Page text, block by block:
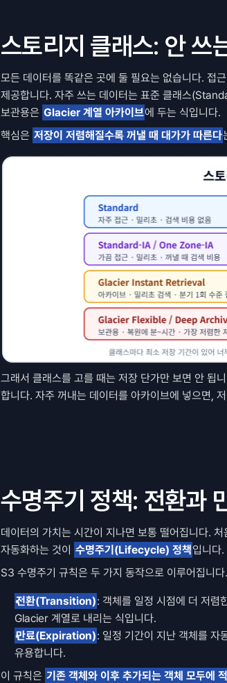
스토리지 클래스: 안 쓰
모든 데이터를 똑같은 곳에 둘 필요는 없습니다. 접
제공합니다. 자주 쓰는 데이터는 표준 클래스
보관용은 Glacier 계열 아카이브에 두는 식입니다.
핵심은 저장이 저렴해질수록 꺼낼 때 대가가 따른다
그래서 클래스를 고를 때는 저장 단가만 보면 안 됩
합니다. 자주 꺼내는 데이터를 아카이브에 넣으면,
수명주기 정책: 전환과
데이터의 가치는 시간이 지나면 보통 떨어집니다.
자동화하는 것이 수명주기(Lifecycle) 정책입니다.
S3 수명주기 규칙은 두 가지 동작으로 이루어집니다.
전환(Transition): 객체를 일정 시점에 더 저
Glacier 계열로 내리는 식입니다.
만료(Expiration): 일정 기간이 지난 객체를 자
유용합니다.
이 규칙은 기존 객체와 이후 추가되는 객체 모두에